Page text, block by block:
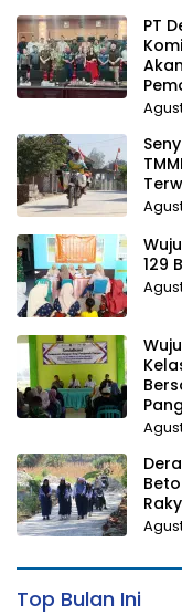
PT
129
Top Bulan Ini